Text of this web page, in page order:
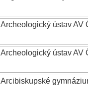
Archeologický ústav AV
Archeologický ústav AV
Arcibiskupské